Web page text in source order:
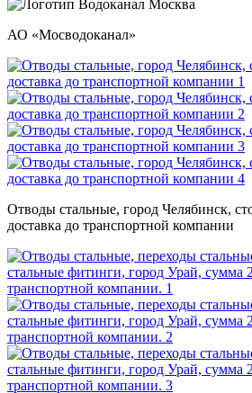
АО «Мосводоканал»
Отводы стальные, город Челябинск,
доставка до транспортной компании